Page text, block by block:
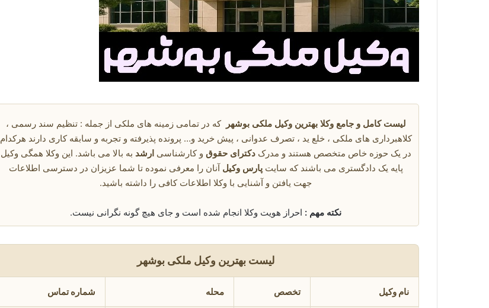
لیست کامل و جامع وکلا بهترین وکیل ملکی بوشهر که در تمامی زمینه های ملکی از جمله : تنظیم سند رسمی ،
کلاهبرداری های ملکی ، خلع ید ، تصرف عدوانی ، پیش خرید و… پرونده پذیرفته و تجربه و سابقه کاری دارند هرکدام
در یک حوزه خاص متخصص هستند و مدرکدکترای حقوق و کارشناسی ارشد به بالا می باشد. این وکلا همگی وکیل
پایه یک دادگستری می باشند که سایت پارس وکیل آنان را معرفی نموده تا شما عزیزان در دسترسی اطلاعات
جهت یافتن و آشنایی با وکلا اطلاعات کافی را داشته باشید.
نکته مهم : احراز هویت وکلا انجام شده است و جای هیچ گونه نگرانی نیست.
لیست بهترین وکیل ملکی بوشهر
نام وکیل تخصص محله
شماره تماس